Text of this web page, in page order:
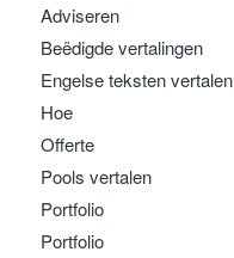
Adviseren
Beëdigde vertalingen
Engelse teksten vertalen
Hoe
Offerte
Pools vertalen
Portfolio
Portfolio